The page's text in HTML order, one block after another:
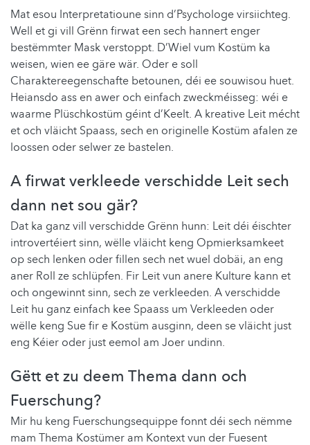
Mat esou Interpretatioune sinn d’Psychologe virsiichteg.
Well et gi vill Grënn firwat een sech hannert enger
bestëmmter Mask verstoppt. D’Wiel vum Kostüm ka
weisen, wien ee gäre wär. Oder e soll
Charaktereegenschafte betounen, déi ee souwisou huet.
Heiansdo ass en awer och einfach zweckméisseg: wéi e
waarme Plüschkostüm géint d’Keelt. A kreative Leit mécht
et och vläicht Spaass, sech en originelle Kostüm afalen ze
loossen oder selwer ze bastelen.
A firwat verkleede verschidde Leit sech
dann net sou gär?
Dat ka ganz vill verschidde Grënn hunn: Leit déi éischter
introvertéiert sinn, wëlle vläicht keng Opmierksamkeet
op sech lenken oder fillen sech net wuel dobäi, an eng
aner Roll ze schlüpfen. Fir Leit vun anere Kulture kann et
och ongewinnt sinn, sech ze verkleeden. A verschidde
Leit hu ganz einfach kee Spaass um Verkleeden oder
wëlle keng Sue fir e Kostüm ausginn, deen se vläicht just
eng Kéier oder just eemol am Joer undinn.
Gëtt et zu deem Thema dann och
Fuerschung?
Mir hu keng Fuerschungsequippe fonnt déi sech nëmme
mam Thema Kostümer am Kontext vun der Fuesent